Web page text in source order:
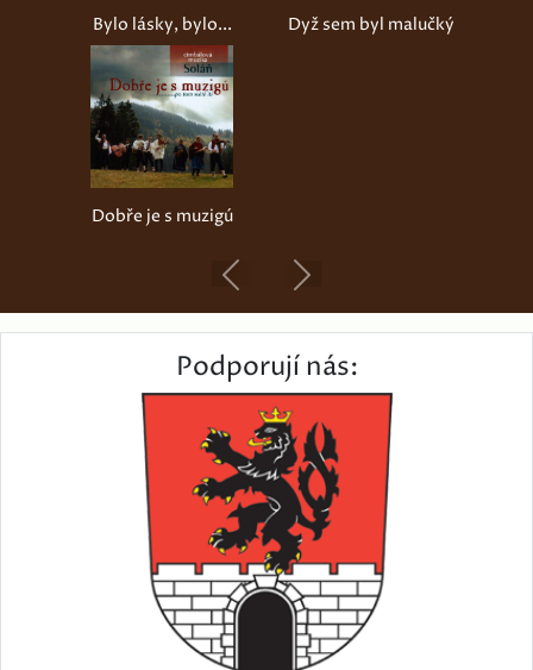
Bylo lásky, bylo... Dyž sem byl malučký
Dobře je s muzigú
Previous
Podporují nás: